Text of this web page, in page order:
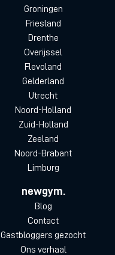
Groningen
Friesland
Drenthe
Overijssel
Flevoland
Gelderland
Utrecht
Noord-Holland
Zuid-Holland
Zeeland
Noord-Brabant
Limburg
newgym.
Blog
Contact
Gastbloggers gezocht
Ons verhaal